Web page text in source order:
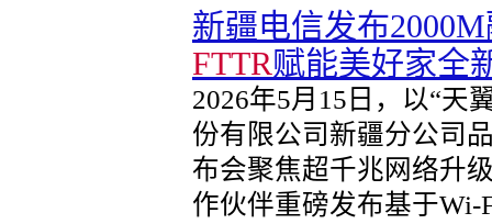
新疆电信发布
FTTR赋能美好家全
2026年5月15日，以“天
份有限公司新疆分公司
布会聚焦超千兆网络升
作伙伴重磅发布基于Wi-